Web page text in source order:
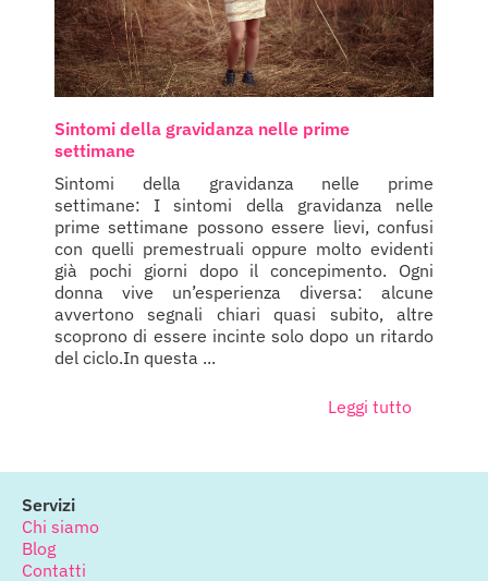
Sintomi della gravidanza nelle prime
settimane
Sintomi della gravidanza nelle prime
settimane: I sintomi della gravidanza nelle
prime settimane possono essere lievi, confusi
con quelli premestruali oppure molto evidenti
già pochi giorni dopo il concepimento. Ogni
donna vive un’esperienza diversa: alcune
avvertono segnali chiari quasi subito, altre
scoprono di essere incinte solo dopo un ritardo
del ciclo.In questa ...
Leggi tutto
Servizi
Chi siamo
Blog
Contatti